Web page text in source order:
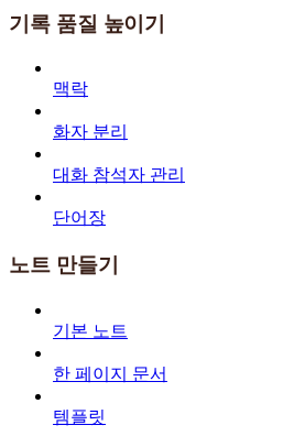
기록 품질 높이기
맥락
화자 분리
대화 참석자 관리
단어장
노트 만들기
기본 노트
한 페이지 문서
템플릿